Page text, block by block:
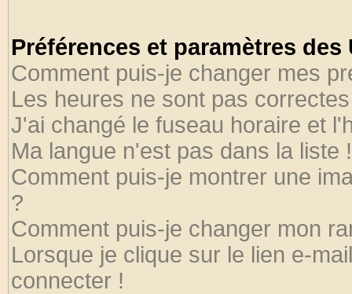
Préférences et paramètres
Comment puis-je changer mes
Les heures ne sont pas
J'ai changé le fuseau horaire et
Ma langue n'est pas dans la liste !
Comment puis-je montrer une
?
Comment puis-je changer mon
Lorsque je clique sur le lien e-
connecter !